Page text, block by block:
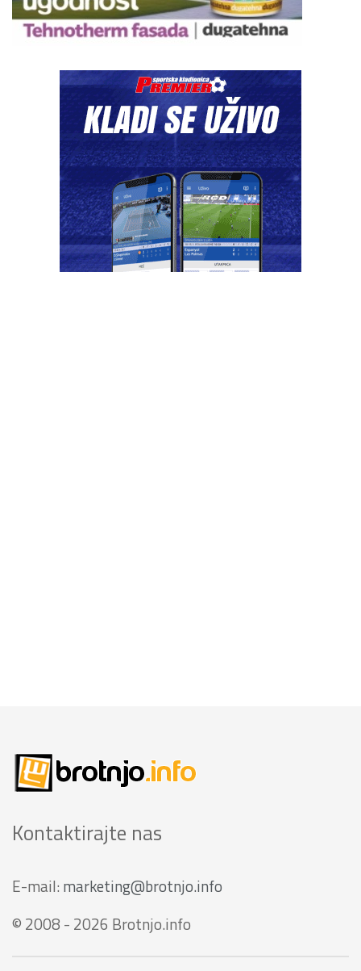
Kontaktirajte nas
E-mail: marketing@brotnjo.info
© 2008 - 2026 Brotnjo.info